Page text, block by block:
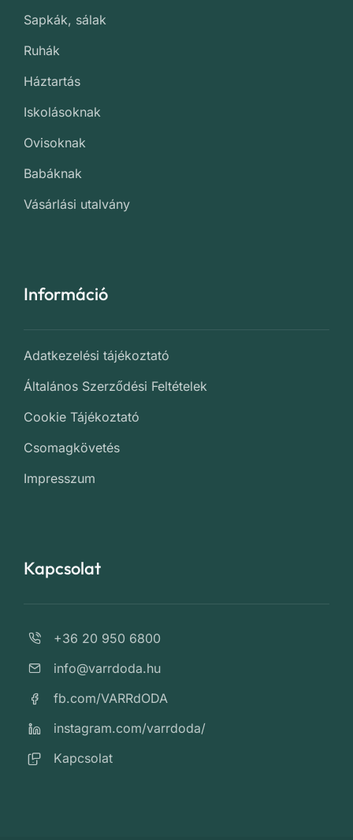
Sapkák, sálak
Ruhák
Háztartás
Iskolásoknak
Ovisoknak
Babáknak
Vásárlási utalvány
Információ
Adatkezelési tájékoztató
Általános Szerződési Feltételek
Cookie Tájékoztató
Csomagkövetés
Impresszum
Kapcsolat
+36 20 950 6800
info@varrdoda.hu
fb.com/VARRdODA
instagram.com/varrdoda/
Kapcsolat